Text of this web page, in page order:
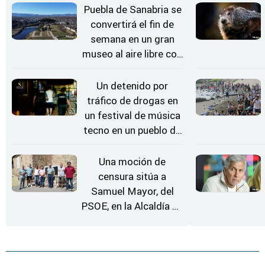
coche
Puebla de Sanabria se
convertirá el fin de
semana en un gran
museo al aire libre con
Un detenido por
tráfico de drogas en
un festival de música
tecno en un pueblo de
Una moción de
censura sitúa a
Samuel Mayor, del
PSOE, en la Alcaldía de